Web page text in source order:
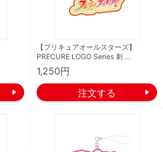
【プリキュアオールスターズ】
PRECURE LOGO Series 刺 …
1,250円